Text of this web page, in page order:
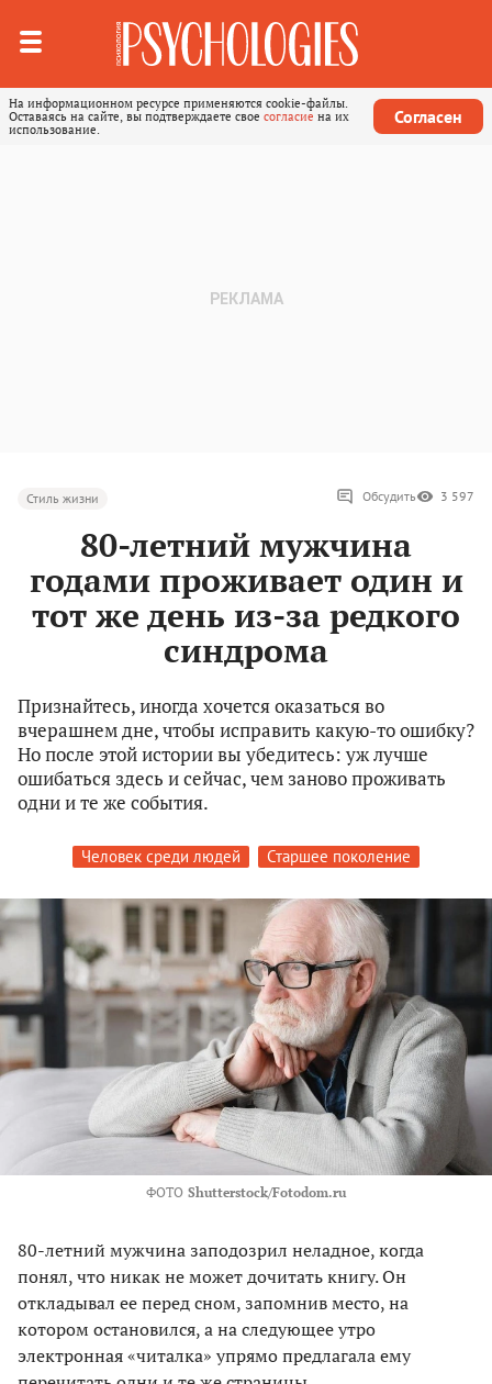
На информационном ресурсе применяются cookie-файлы.
Оставаясь на сайте, вы подтверждаете свое согласие на их
использование.
Согласен
Стиль жизни Обсудить 3 597
80-летний мужчина
годами проживает один и
тот же день из-за редкого
синдрома
Признайтесь, иногда хочется оказаться во
вчерашнем дне, чтобы исправить какую-то ошибку?
Но после этой истории вы убедитесь: уж лучше
ошибаться здесь и сейчас, чем заново проживать
одни и те же события.
Человек среди людей Старшее поколение
ФОТО Shutterstock/Fotodom.ru
80-летний мужчина заподозрил неладное, когда
понял, что никак не может дочитать книгу. Он
откладывал ее перед сном, запомнив место, на
котором остановился, а на следующее утро
электронная «читалка» упрямо предлагала ему